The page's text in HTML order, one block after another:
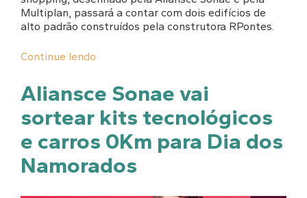
Multiplan, passará a contar com dois edifícios de
alto padrão construídos pela construtora RPontes.
Continue lendo
Aliansce Sonae vai
sortear kits tecnológicos
e carros 0Km para Dia dos
Namorados